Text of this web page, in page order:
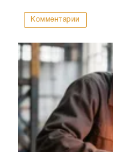
Комментарии